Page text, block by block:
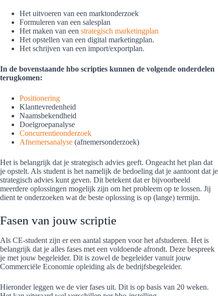
Het uitvoeren van een marktonderzoek
Formuleren van een salesplan
Het maken van een strategisch marketingplan
Het opstellen van een digital marketingplan.
Het schrijven van een import/exportplan.
In de bovenstaande hbo scripties kunnen de volgende onderdelen
terugkomen:
Positionering
Klanttevredenheid
Naamsbekendheid
Doelgroepanalyse
Concurrentieonderzoek
Afnemersanalyse (afnemersonderzoek)
Het is belangrijk dat je strategisch advies geeft. Ongeacht het plan dat
je opstelt. Als student is het namelijk de bedoeling dat je aantoont dat je
strategisch advies kunt geven. Dit betekent dat er bijvoorbeeld
meerdere oplossingen mogelijk zijn om het probleem op te lossen. Jij
dient te onderzoeken wat de beste oplossing is op (lange) termijn.
Fasen van jouw scriptie
Als CE-student zijn er een aantal stappen voor het afstuderen. Het is
belangrijk dat je alles fases met een voldoende afrondt. Deze bespreek
je met jouw begeleider. Dit is zowel de begeleider vanuit jouw
Commerciële Economie opleiding als de bedrijfsbegeleider.
Hieronder leggen we de vier fases uit. Dit is op basis van 20 weken.